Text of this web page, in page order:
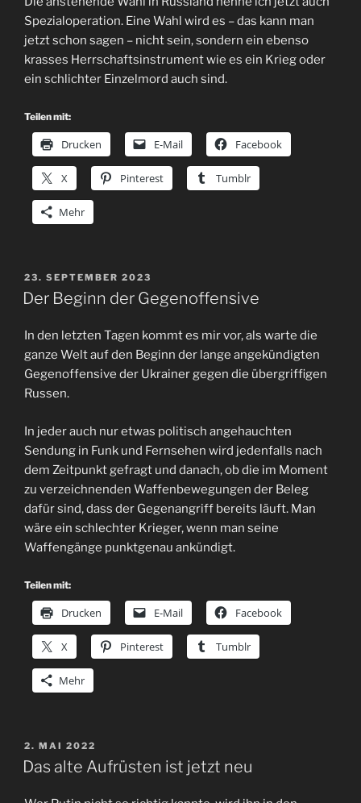
Spezialoperation. Eine Wahl wird es – das kann man
jetzt schon sagen – nicht sein, sondern ein ebenso
krasses Herrschaftsinstrument wie es ein Krieg oder
ein schlichter Einzelmord auch sind.
Teilen mit:
Drucken E-Mail Facebook
X Pinterest Tumblr
Mehr
VERÖFFENTLICHT
AM
23. SEPTEMBER 2023
Der Beginn der Gegenoffensive
In den letzten Tagen kommt es mir vor, als warte die
ganze Welt auf den Beginn der lange angekündigten
Gegenoffensive der Ukrainer gegen die übergriffigen
Russen.
In jeder auch nur etwas politisch angehauchten
Sendung in Funk und Fernsehen wird jedenfalls nach
dem Zeitpunkt gefragt und danach, ob die im Moment
zu verzeichnenden Waffenbewegungen der Beleg
dafür sind, dass der Gegenangriff bereits läuft. Man
wäre ein schlechter Krieger, wenn man seine
Waffengänge punktgenau ankündigt.
Teilen mit:
Drucken E-Mail Facebook
X Pinterest Tumblr
Mehr
VERÖFFENTLICHT
AM
2. MAI 2022
Das alte Aufrüsten ist jetzt neu